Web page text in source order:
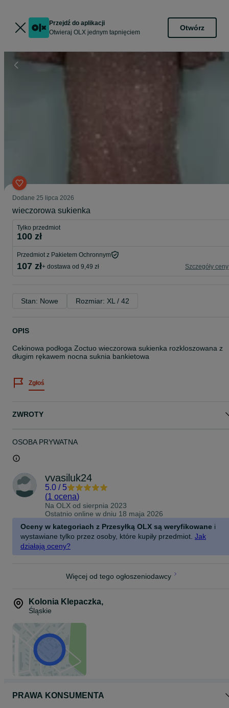
Przejdź do aplikacji
Otwieraj OLX jednym tapnięciem
Otwórz
Dodane 25 lipca 2026
wieczorowa sukienka
Tylko przedmiot
100 zł
Przedmiot z Pakietem Ochronnym
107 zł+ dostawa od 9,49 zł Szczegóły ceny
Stan: Nowe Rozmiar: XL / 42
OPIS
Cekinowa podłoga Zoctuo wieczorowa sukienka rozkloszowana z
długim rękawem nocna suknia bankietowa
Zgłoś
ZWROTY
OSOBA PRYWATNA
vvasiluk24
5.0 / 5
(1 ocena)
Na OLX od sierpnia 2023
Ostatnio online w dniu 18 maja 2026
Oceny w kategoriach z Przesyłką OLX są weryfikowane i
wystawiane tylko przez osoby, które kupiły przedmiot. Jak
działają oceny?
Więcej od tego ogłoszeniodawcy
Kolonia Klepaczka,
Śląskie
PRAWA KONSUMENTA